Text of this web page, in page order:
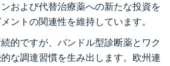
および代替治療薬への新たな投資を
ントの関連性を維持しています。
的ですが、バンドル型診断薬とワク
な調達習慣を生み出します。欧州連